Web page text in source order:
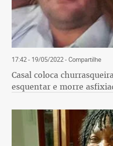
17:42 - 19/05/2022- Compartilhe
Casal coloca
esquentar e morre